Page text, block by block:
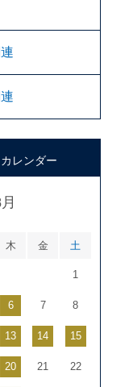
カレンダー
木 金 土
1
6 7 8
13 14 15
20 21 22